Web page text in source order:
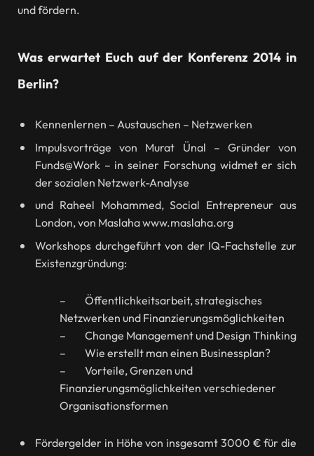
und fördern.
Was erwartet Euch auf der Konferenz 2014 in
Berlin?
Kennenlernen – Austauschen – Netzwerken
Impulsvorträge von Murat Ünal – Gründer von
Funds@Work – in seiner Forschung widmet er sich
der sozialen Netzwerk-Analyse
und Raheel Mohammed, Social Entrepreneur aus
London, von Maslaha www.maslaha.org
Workshops durchgeführt von der IQ-Fachstelle zur
Existenzgründung:
– Öffentlichkeitsarbeit, strategisches
Netzwerken und Finanzierungsmöglichkeiten
– Change Management und Design Thinking
– Wie erstellt man einen Businessplan?
– Vorteile, Grenzen und
Finanzierungsmöglichkeiten verschiedener
Organisationsformen
Fördergelder in Höhe von insgesamt 3000 € für die